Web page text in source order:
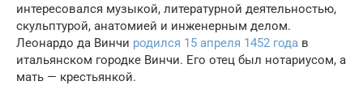
интересовался музыкой, литературной деятельностью,
скульптурой, анатомией и инженерным делом.
Леонардо да Винчи родился 15 апреля 1452 года в
итальянском городке Винчи. Его отец был нотариусом, а
мать — крестьянкой.